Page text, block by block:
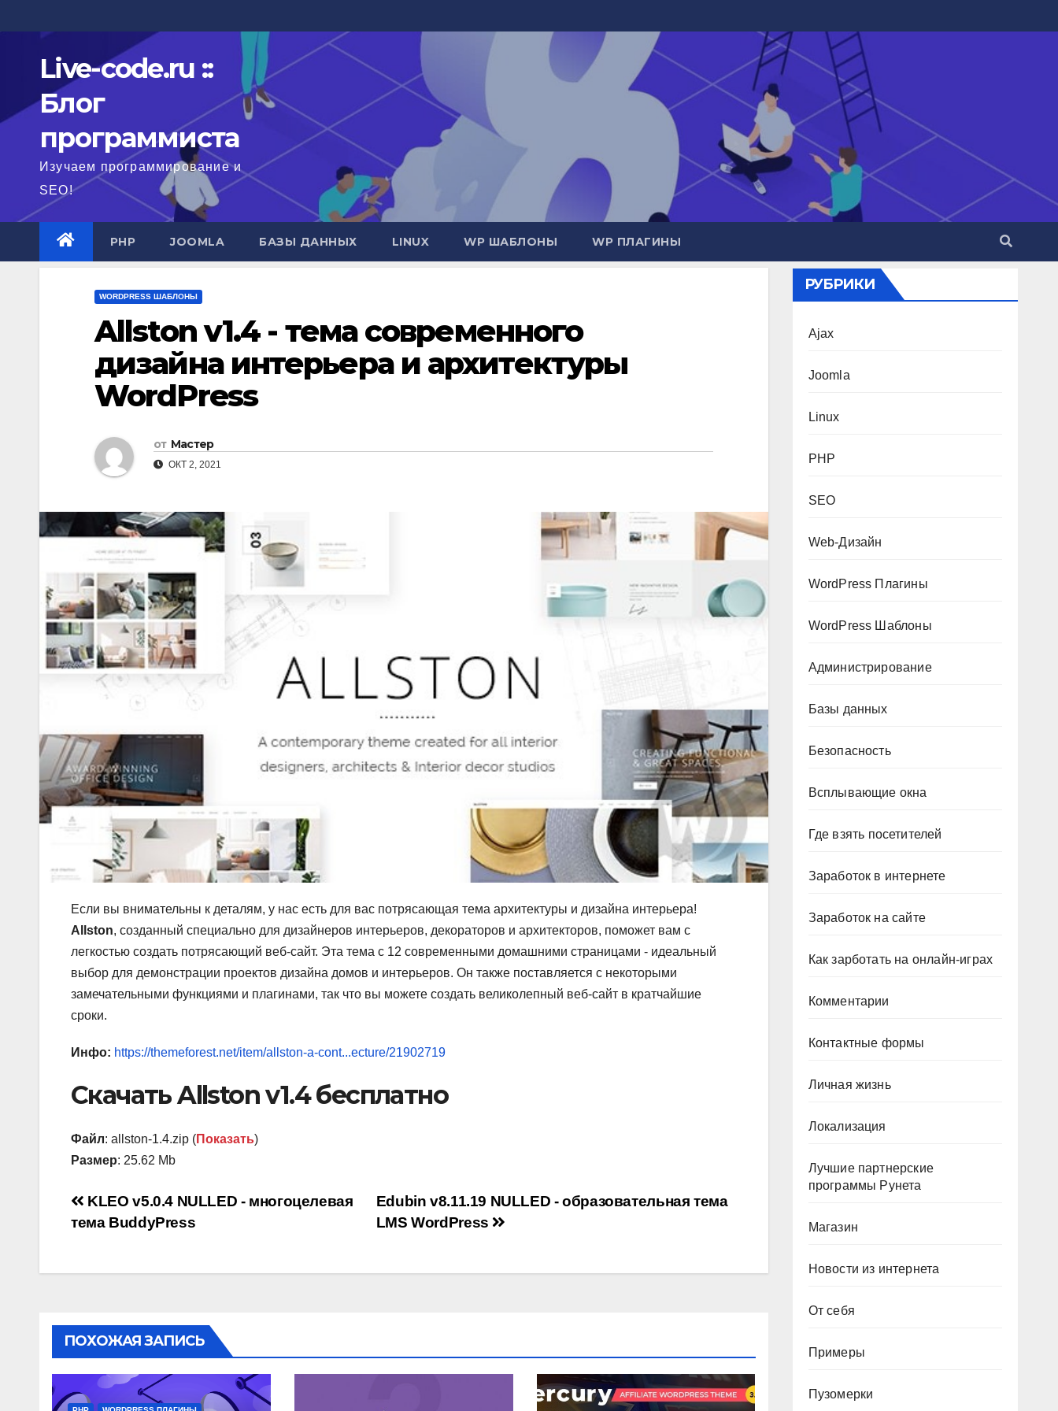
к
содержимомуLive-code.ru ::
Блог
программиста
Изучаем программирование и
SEO!
PHP JOOMLA БАЗЫ ДАННЫХ LINUX WP ШАБЛОНЫ WP ПЛАГИНЫ
WORDPRESS ШАБЛОНЫ
Allston v1.4 - тема современного
дизайна интерьера и архитектуры
WordPress
от Мастер
ОКТ 2, 2021
Если вы внимательны к деталям, у нас есть для вас потрясающая тема архитектуры и дизайна интерьера!
Allston, созданный специально для дизайнеров интерьеров, декораторов и архитекторов, поможет вам с
легкостью создать потрясающий веб-сайт. Эта тема с 12 современными домашними страницами - идеальный
выбор для демонстрации проектов дизайна домов и интерьеров. Он также поставляется с некоторыми
замечательными функциями и плагинами, так что вы можете создать великолепный веб-сайт в кратчайшие
сроки.
Инфо: https://themeforest.net/item/allston-a-cont...ecture/21902719
Скачать Allston v1.4 бесплатно
Файл: allston-1.4.zip (Показать)
Размер: 25.62 Mb
Навигация
записям
Edubin v8.11.19 NULLED - образовательная тема
LMS WordPress
KLEO v5.0.4 NULLED - многоцелевая
тема BuddyPress
ПОХОЖАЯ ЗАПИСЬ
РУБРИКИ
Ajax
Joomla
Linux
PHP
SEO
Web-Дизайн
WordPress Плагины
WordPress Шаблоны
Администрирование
Базы данных
Безопасность
Всплывающие окна
Где взять посетителей
Заработок в интернете
Заработок на сайте
Как зарботать на онлайн-играх
Комментарии
Контактные формы
Личная жизнь
Локализация
Лучшие партнерские
программы Рунета
Магазин
Новости из интернета
От себя
Примеры
Пузомерки